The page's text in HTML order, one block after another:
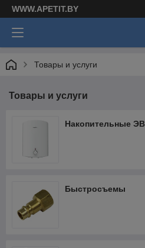
WWW.APETIT.BY
Товары и услуги
Товары и услуги
Накопительные
Быстросъемы